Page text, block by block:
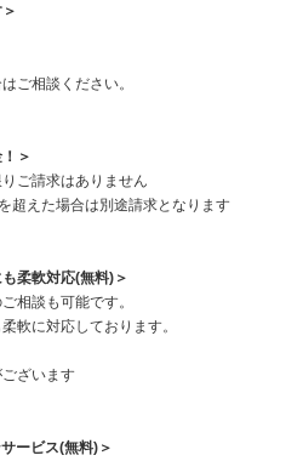
ご相談ください。
＞
ご請求はありません
超えた場合は別途請求となります
柔軟対応(無料)＞
相談も可能です。
軟に対応しております。
ざいます
ービス(無料)＞